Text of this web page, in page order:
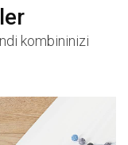
kombininizi